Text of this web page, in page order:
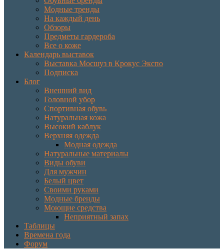
Модные тренды
На каждый день
Обзоры
Предметы гардероба
Все о коже
Календарь выставок
Выставка Мосшуз в Крокус Экспо
Подписка
Блог
Внешний вид
Головной убор
Спортивная обувь
Натуральная кожа
Высокий каблук
Верхняя одежда
Модная одежда
Натуральные материалы
Виды обуви
Для мужчин
Белый цвет
Своими руками
Модные бренды
Моющие средства
Неприятный запах
Таблицы
Времена года
Форум